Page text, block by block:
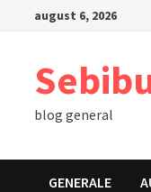
august 6, 2026
blog general
GENERALE